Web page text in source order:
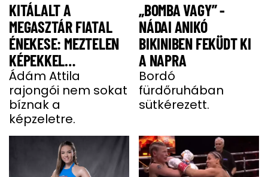
KITÁLALT A
MEGASZTÁR FIATAL
ÉNEKESE: MEZTELEN
KÉPEKKEL
HALMOZZÁK EL A
RAJONGÓI
Ádám Attila
rajongói nem sokat
bíznak a
képzeletre.
„BOMBA VAGY” -
NÁDAI ANIKÓ
BIKINIBEN FEKÜDT KI
A NAPRA
Bordó
fürdőruhában
sütkérezett.